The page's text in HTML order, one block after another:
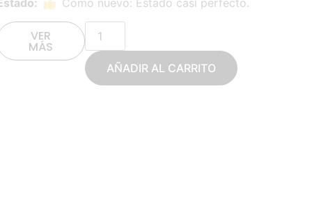
VER
MÁS
AÑADIR AL CARRITO